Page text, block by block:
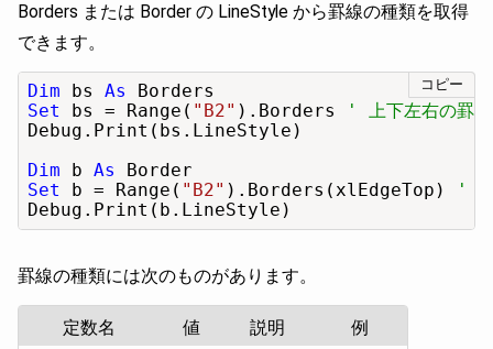
Borders または Border の LineStyle から罫線の種類を取得
できます。
コピー
Dim bs As
Set
bs = Range( "B2" ).Borders
' 上下左右の罫線
Debug.Print(bs.LineStyle)
Dim b As
Set
b = Range( "B2" ).Borders(xlEdgeTop)
'
Debug.Print(b.LineStyle)
罫線の種類には次のものがあります。
定数名 値 説明 例